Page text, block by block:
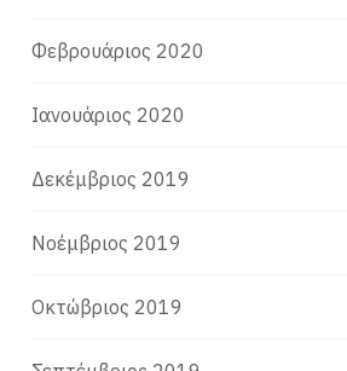
Φεβρουάριος 2020
Ιανουάριος 2020
Δεκέμβριος 2019
Νοέμβριος 2019
Οκτώβριος 2019